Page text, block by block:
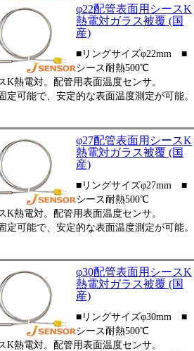
φ22配管表面用シースK
熱電対ガラス被覆 (国
産)
■リングサイズφ22mm ■
シース耐熱500℃
K熱電対。配管用表面温度センサ。
定可能で、安定的な表面温度測定が可能。
φ27配管表面用シースK
熱電対ガラス被覆 (国
産)
■リングサイズφ27mm ■
シース耐熱500℃
K熱電対。配管用表面温度センサ。
定可能で、安定的な表面温度測定が可能。
φ30配管表面用シースK
熱電対ガラス被覆 (国
産)
■リングサイズφ30mm ■
シース耐熱500℃
K熱電対。配管用表面温度センサ。